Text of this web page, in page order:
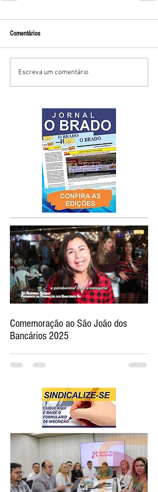
Comentários
Escreva um comentário
Comemoração ao São João dos
Bancários 2025